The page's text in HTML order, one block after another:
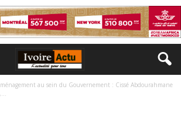
au sein du Gouvernement : Cissé Abdourahmane